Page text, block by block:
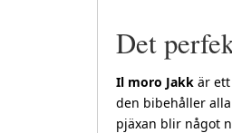
Det
Il moro Jakk är
den bibehåller
pjäxan blir något